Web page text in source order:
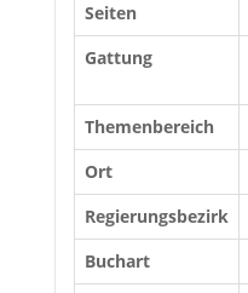
Seiten
Gattung
Themenbereich
Ort
Regierungsbezirk
Buchart